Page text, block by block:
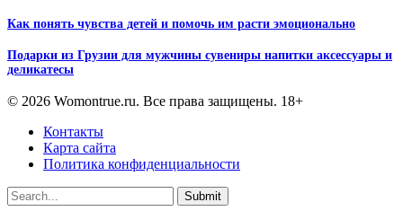
Как понять чувства детей и помочь им расти эмоционально
Подарки из Грузии для мужчины сувениры напитки аксессуары и
деликатесы
© 2026 Womontrue.ru. Все права защищены. 18+
Контакты
Карта сайта
Политика конфиденциальности
Submit